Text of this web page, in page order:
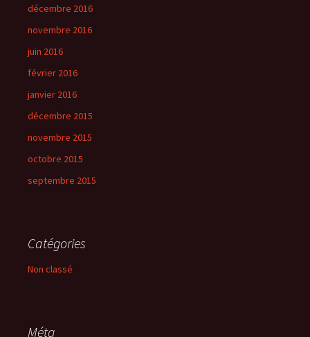
décembre 2016
novembre 2016
juin 2016
février 2016
janvier 2016
décembre 2015
novembre 2015
octobre 2015
septembre 2015
Catégories
Non classé
Méta